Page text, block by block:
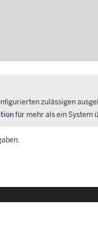
zulässigen
für mehr als ein System